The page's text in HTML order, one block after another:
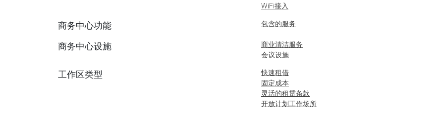
WiFi接入
商务中心功能 包含的服务
商务中心设施
商业清洁服务
会议设施
工作区类型
快速租借
固定成本
灵活的租赁条款
开放计划工作场所